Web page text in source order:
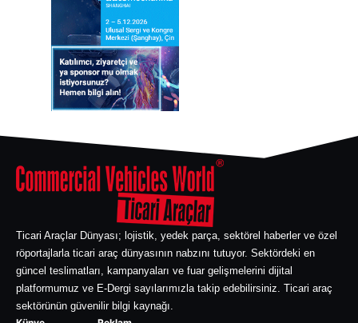
Ticari Araçlar Dünyası; lojistik, yedek parça, sektörel haberler ve özel
röportajlarla ticari araç dünyasının nabzını tutuyor. Sektördeki en
güncel teslimatları, kampanyaları ve fuar gelişmelerini dijital
platformumuz ve E-Dergi sayılarımızla takip edebilirsiniz. Ticari araç
sektörünün güvenilir bilgi kaynağı.